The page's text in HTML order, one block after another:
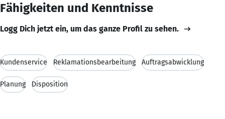
Fähigkeiten und Kenntnisse
Logg Dich jetzt ein, um das ganze Profil zu sehen.
Kundenservice Reklamationsbearbeitung Auftragsabwicklung
Planung Disposition